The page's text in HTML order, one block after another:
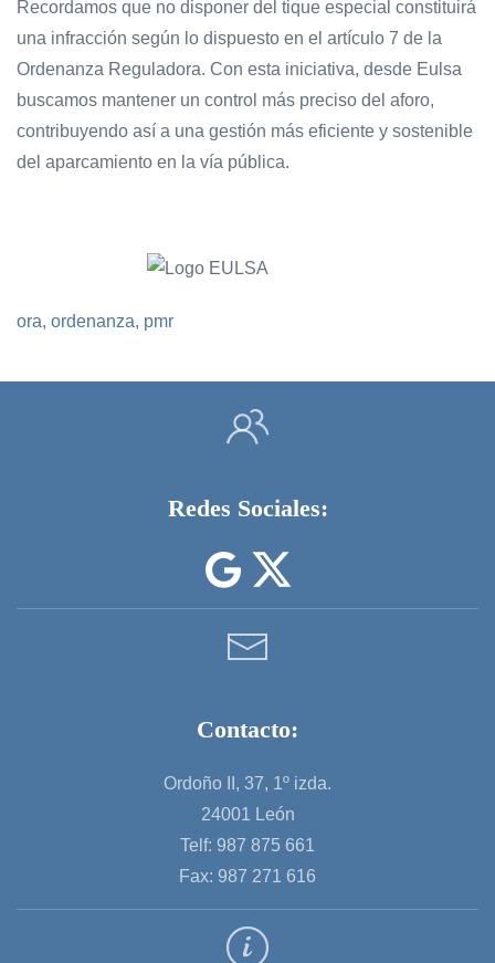
Recordamos que no disponer del tique especial constituirá
una infracción según lo dispuesto en el artículo 7 de la
Ordenanza Reguladora. Con esta iniciativa, desde Eulsa
buscamos mantener un control más preciso del aforo,
contribuyendo así a una gestión más eficiente y sostenible
del aparcamiento en la vía pública.
ora, ordenanza, pmr
Redes Sociales:
Contacto:
Ordoño II, 37, 1º izda.
24001 León
Telf: 987 875 661
Fax: 987 271 616